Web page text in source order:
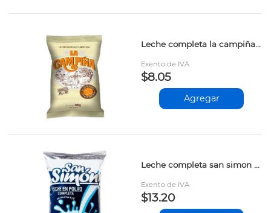
Leche completa la campiña 400gr
Exento de IVA
$8.05
Agregar
Leche completa san simon sobre 900gr prs
Exento de IVA
$13.20